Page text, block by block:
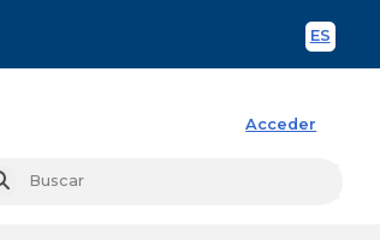
ES
Acceder
Buscar